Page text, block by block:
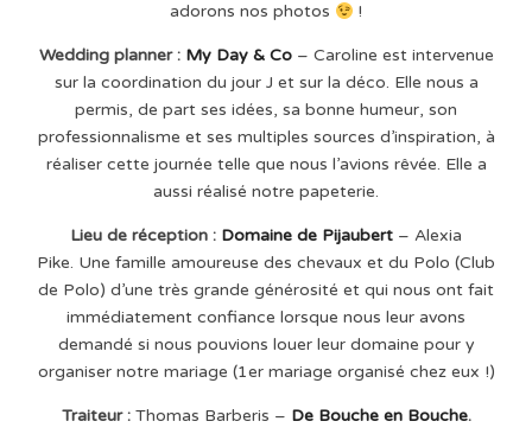
adorons nos photos
!
Wedding planner : My Day & Co– Caroline est intervenue
sur la coordination du jour J et sur la déco. Elle nous a
permis, de part ses idées, sa bonne humeur, son
professionnalisme et ses multiples sources d’inspiration, à
réaliser cette journée telle que nous l’avions rêvée. Elle a
aussi réalisé notre papeterie.
Lieu de réception : Domaine de Pijaubert – Alexia
Pike. Une famille amoureuse des chevaux et du Polo (Club
de Polo) d’une très grande générosité et qui nous ont fait
immédiatement confiance lorsque nous leur avons
demandé si nous pouvions louer leur domaine pour y
organiser notre mariage (1er mariage organisé chez eux !)
Traiteur : Thomas Barberis – De Bouche en Bouche.